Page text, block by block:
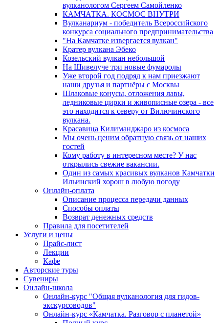
вулканологом Сергеем Самойленко
КАМЧАТКА. КОСМОС ВНУТРИ
Вулканариум - победитель Всероссийского
конкурса социального предпринимательства
"На Камчатке извергается вулкан"
Кратер вулкана Эбеко
Козельский вулкан небольшой
На Шивелуче три новые фумаролы
Уже второй год подряд к нам приезжают
наши друзья и партнёры с Москвы
Шлаковые конусы, отложения лавы,
ледниковые цирки и живописные озера - все
это находится к северу от Вилючинского
вулкана.
Красавица Килиманджаро из космоса
Мы очень ценим обратную связь от наших
гостей
Кому работу в интересном месте? У нас
открылись свежие вакансии.
Один из самых красивых вулканов Камчатки
Ильинский хорош в любую погоду
Онлайн-оплата
Описание процесса передачи данных
Способы оплаты
Возврат денежных средств
Правила для посетителей
Услуги и цены
Прайс-лист
Лекции
Кафе
Авторские туры
Сувениры
Онлайн-школа
Онлайн-курс "Общая вулканология для гидов-
экскурсоводов"
Онлайн-курс «Камчатка. Разговор с планетой»